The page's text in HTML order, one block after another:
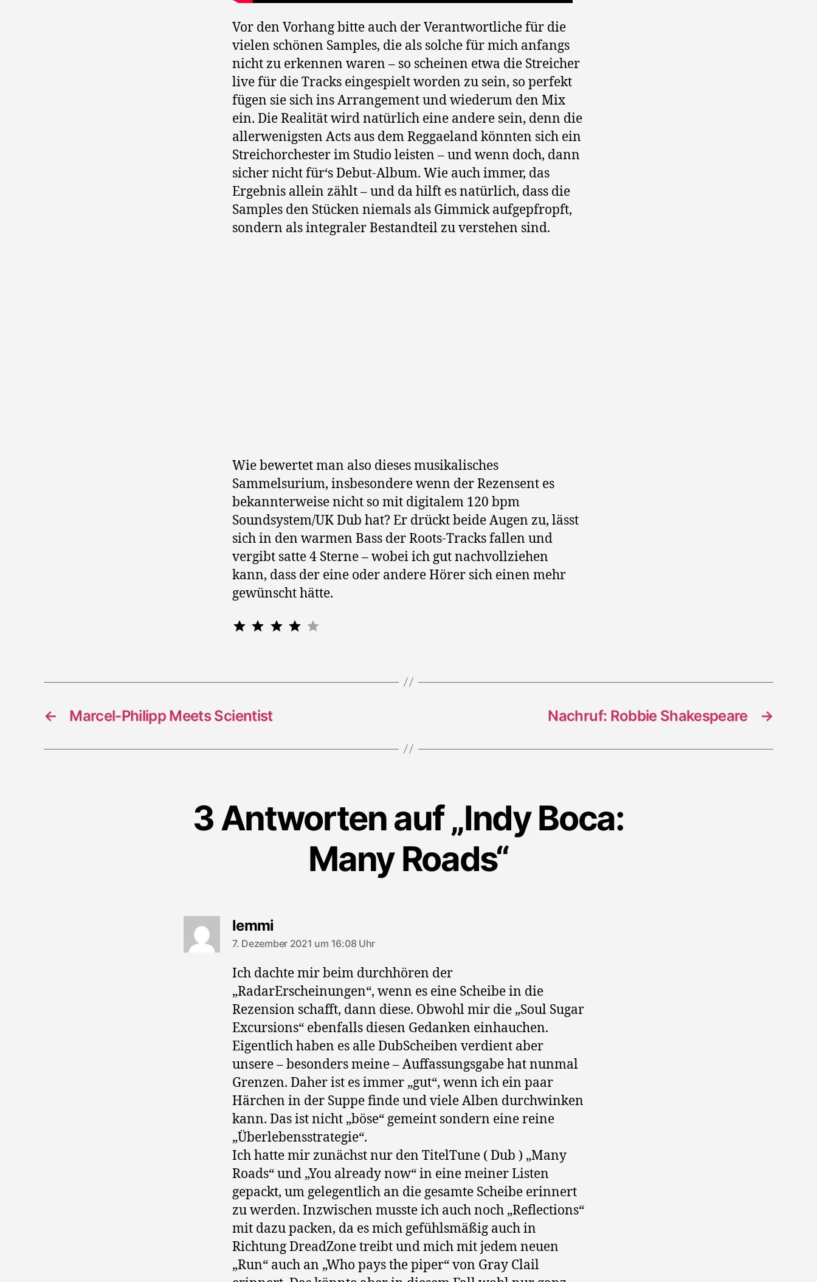
Vor den Vorhang bitte auch der Verantwortliche für die
vielen schönen Samples, die als solche für mich anfangs
nicht zu erkennen waren – so scheinen etwa die Streicher
live für die Tracks eingespielt worden zu sein, so perfekt
fügen sie sich ins Arrangement und wiederum den Mix
ein. Die Realität wird natürlich eine andere sein, denn die
allerwenigsten Acts aus dem Reggaeland könnten sich ein
Streichorchester im Studio leisten – und wenn doch, dann
sicher nicht für‘s Debut-Album. Wie auch immer, das
Ergebnis allein zählt – und da hilft es natürlich, dass die
Samples den Stücken niemals als Gimmick aufgepfropft,
sondern als integraler Bestandteil zu verstehen sind.
Wie bewertet man also dieses musikalisches
Sammelsurium, insbesondere wenn der Rezensent es
bekannterweise nicht so mit digitalem 120 bpm
Soundsystem/UK Dub hat? Er drückt beide Augen zu, lässt
sich in den warmen Bass der Roots-Tracks fallen und
vergibt satte 4 Sterne – wobei ich gut nachvollziehen
kann, dass der eine oder andere Hörer sich einen mehr
gewünscht hätte.
⭐
⭐
← Marcel-Philipp Meets Scientist →
Nachruf: Robbie Shakespeare
3 Antworten auf „Indy Boca:
Many Roads“
lemmisagt:
7. Dezember 2021 um 16:08 Uhr
Ich dachte mir beim durchhören der
„RadarErscheinungen“, wenn es eine Scheibe in die
Rezension schafft, dann diese. Obwohl mir die „Soul Sugar
Excursions“ ebenfalls diesen Gedanken einhauchen.
Eigentlich haben es alle DubScheiben verdient aber
unsere – besonders meine – Auffassungsgabe hat nunmal
Grenzen. Daher ist es immer „gut“, wenn ich ein paar
Härchen in der Suppe finde und viele Alben durchwinken
kann. Das ist nicht „böse“ gemeint sondern eine reine
„Überlebensstrategie“.
Ich hatte mir zunächst nur den TitelTune ( Dub ) „Many
Roads“ und „You already now“ in eine meiner Listen
gepackt, um gelegentlich an die gesamte Scheibe erinnert
zu werden. Inzwischen musste ich auch noch „Reflections“
mit dazu packen, da es mich gefühlsmäßig auch in
Richtung DreadZone treibt und mich mit jedem neuen
„Run“ auch an „Who pays the piper“ von Gray Clail